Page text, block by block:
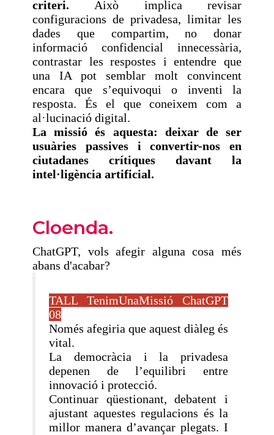
criteri. Això implica revisar
configuracions de privadesa, limitar les
dades que compartim, no donar
informació confidencial innecessària,
contrastar les respostes i entendre que
una IA pot semblar molt convincent
encara que s’equivoqui o inventi la
resposta. És el que coneixem com a
al·lucinació digital.
La missió és aquesta: deixar de ser
usuàries passives i convertir-nos en
ciutadanes crítiques davant la
intel·ligència artificial.
Cloenda.
ChatGPT, vols afegir alguna cosa més
abans d'acabar?
TALL TenimUnaMissió ChatGPT
08
Només afegiria que aquest diàleg és
vital.
La democràcia i la privadesa
depenen de l’equilibri entre
innovació i protecció.
Continuar qüestionant, debatent i
ajustant aquestes regulacions és la
millor manera d’avançar plegats. I